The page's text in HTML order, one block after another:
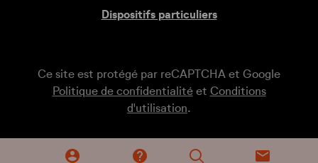
Dispositifs particuliers
Ce site est protégé par reCAPTCHA et Google
Politique de confidentialitéet Conditions
d'utilisation.